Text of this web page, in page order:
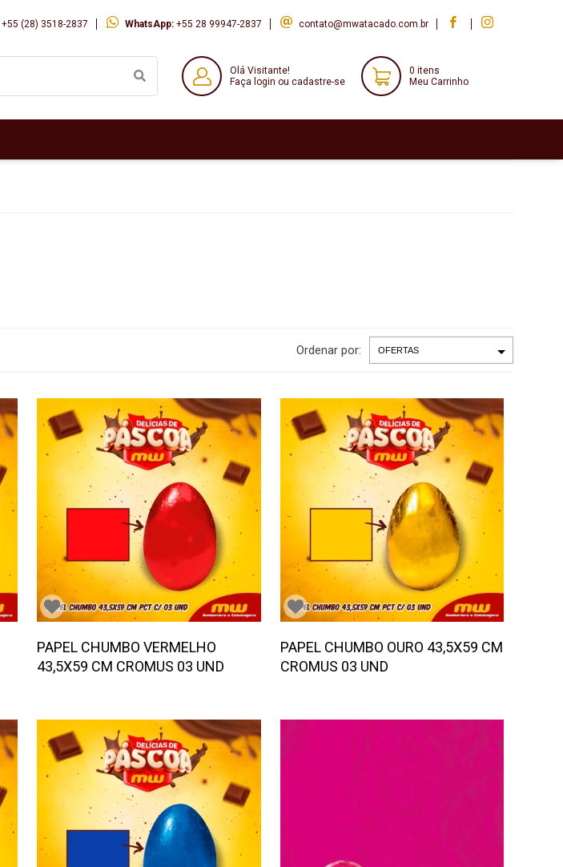
+55 (28) 3518-2837 WhatsApp: +55 28 99947-2837 contato@mwatacado.com.br
Olá Visitante!
Faça login ou cadastre-se
0 itens
Meu Carrinho
Ordenar por:
PAPEL CHUMBO VERMELHO
43,5X59 CM CROMUS 03 UND
PAPEL CHUMBO OURO 43,5X59 CM
CROMUS 03 UND